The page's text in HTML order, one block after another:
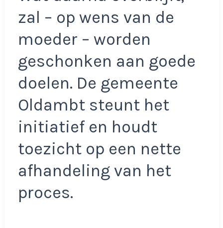
zal – op wens van de
moeder – worden
geschonken aan goede
doelen. De gemeente
Oldambt steunt het
initiatief en houdt
toezicht op een nette
afhandeling van het
proces.